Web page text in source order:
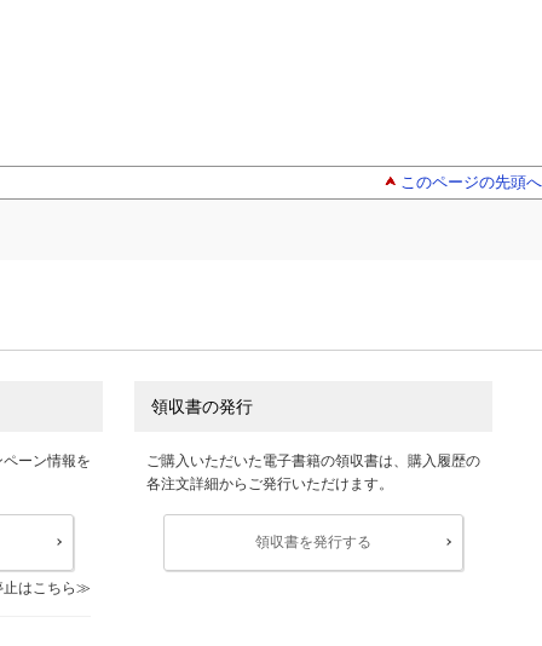
このページの先頭へ
ーン情報を
はこちら
領収書の発行
ご購入いただいた電子書籍の領収書は、購入履歴の
各注文詳細からご発行いただけます。
領収書を発行する